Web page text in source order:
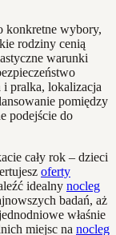
konkretne wybory,
rodziny cenią
warunki
pralka, lokalizacja
pomiędzy
podejście do
cały rok – dzieci
oferty
idealny nocleg
badań, aż
właśnie
miejsc na nocleg